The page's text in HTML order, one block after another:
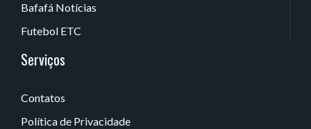
Bafafá Notícias
Futebol ETC
Serviços
Contatos
Política de Privacidade